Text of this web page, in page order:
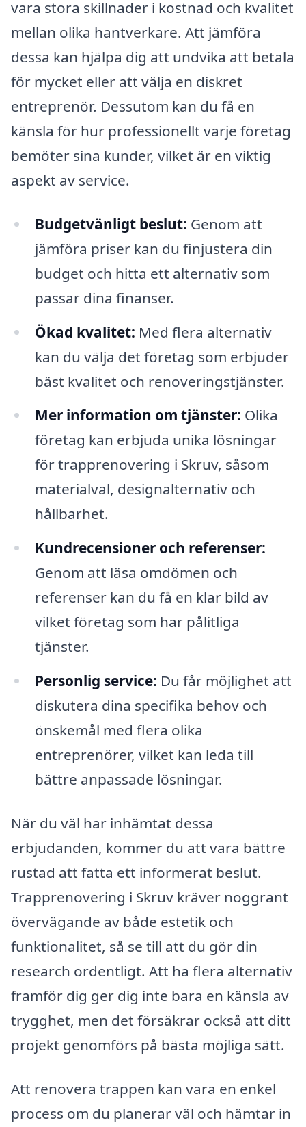
vara stora skillnader i kostnad och kvalitet
mellan olika hantverkare. Att jämföra
dessa kan hjälpa dig att undvika att betala
för mycket eller att välja en diskret
entreprenör. Dessutom kan du få en
känsla för hur professionellt varje företag
bemöter sina kunder, vilket är en viktig
aspekt av service.
Budgetvänligt beslut: Genom att
jämföra priser kan du finjustera din
budget och hitta ett alternativ som
passar dina finanser.
Ökad kvalitet: Med flera alternativ
kan du välja det företag som erbjuder
bäst kvalitet och renoveringstjänster.
Mer information om tjänster: Olika
företag kan erbjuda unika lösningar
för trapprenovering i Skruv, såsom
materialval, designalternativ och
hållbarhet.
Kundrecensioner och referenser:
Genom att läsa omdömen och
referenser kan du få en klar bild av
vilket företag som har pålitliga
tjänster.
Personlig service: Du får möjlighet att
diskutera dina specifika behov och
önskemål med flera olika
entreprenörer, vilket kan leda till
bättre anpassade lösningar.
När du väl har inhämtat dessa
erbjudanden, kommer du att vara bättre
rustad att fatta ett informerat beslut.
Trapprenovering i Skruv kräver noggrant
övervägande av både estetik och
funktionalitet, så se till att du gör din
research ordentligt. Att ha flera alternativ
framför dig ger dig inte bara en känsla av
trygghet, men det försäkrar också att ditt
projekt genomförs på bästa möjliga sätt.
Att renovera trappen kan vara en enkel
process om du planerar väl och hämtar in